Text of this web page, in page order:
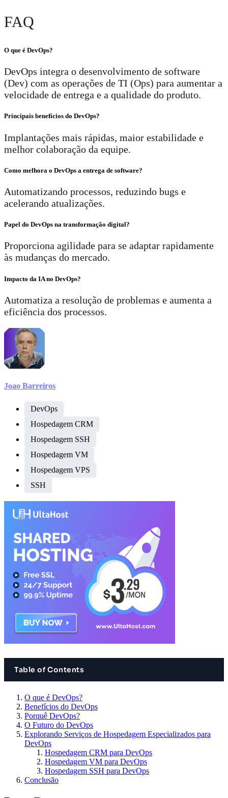
FAQ
O que é DevOps?
DevOps integra o desenvolvimento de software
(Dev) com as operações de TI (Ops) para aumentar a
velocidade de entrega e a qualidade do produto.
Principais benefícios do DevOps?
Implantações mais rápidas, maior estabilidade e
melhor colaboração da equipe.
Como melhora o DevOps a entrega de software?
Automatizando processos, reduzindo bugs e
acelerando atualizações.
Papel do DevOps na transformação digital?
Proporciona agilidade para se adaptar rapidamente
às mudanças do mercado.
Impacto da IA no DevOps?
Automatiza a resolução de problemas e aumenta a
eficiência dos processos.
Joao Barreiros
DevOps
Hospedagem CRM
Hospedagem SSH
Hospedagem VM
Hospedagem VPS
SSH
Table of Contents
O que é DevOps?
Benefícios do DevOps
Porquê DevOps?
O Futuro do DevOps
Explorando Serviços de Hospedagem Especializados para
DevOps
Hospedagem CRM para DevOps
Hospedagem VM para DevOps
Hospedagem SSH para DevOps
Conclusão